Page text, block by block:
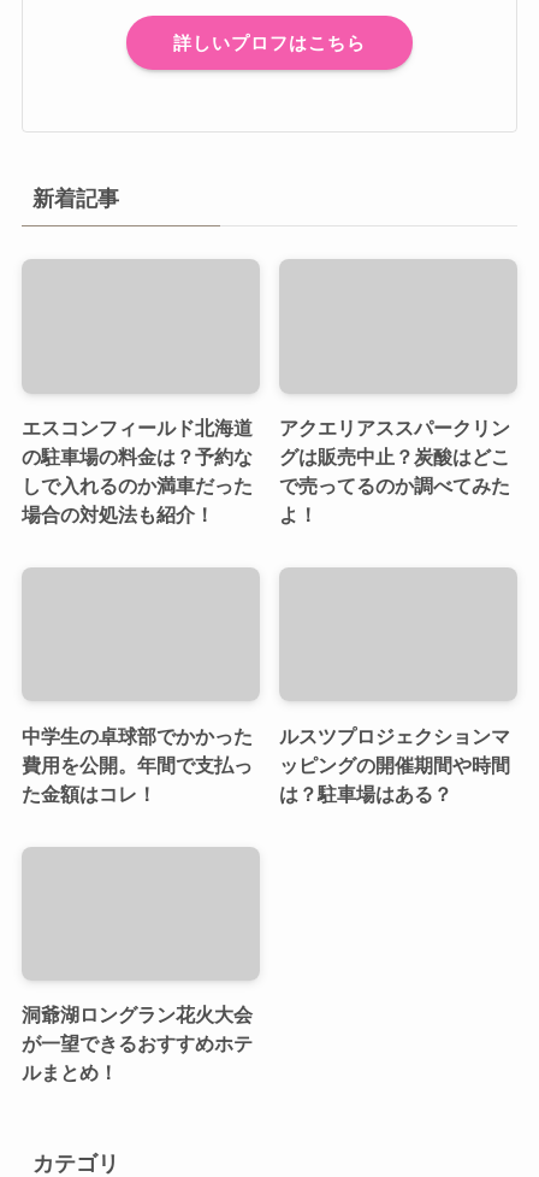
詳しいプロフはこちら
新着記事
エスコンフィールド北海道
の駐車場の料金は？予約な
しで入れるのか満車だった
場合の対処法も紹介！
アクエリアススパークリン
グは販売中止？炭酸はどこ
で売ってるのか調べてみた
よ！
中学生の卓球部でかかった
費用を公開。年間で支払っ
た金額はコレ！
ルスツプロジェクションマ
ッピングの開催期間や時間
は？駐車場はある？
洞爺湖ロングラン花火大会
が一望できるおすすめホテ
ルまとめ！
カテゴリ